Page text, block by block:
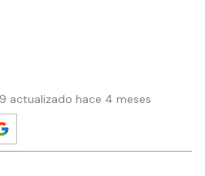
actualizado hace 4 meses